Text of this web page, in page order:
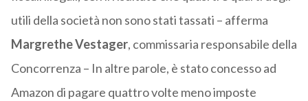
utili della società non sono stati tassati – afferma
Margrethe Vestager, commissaria responsabile della
Concorrenza – In altre parole, è stato concesso ad
Amazon di pagare quattro volte meno imposte